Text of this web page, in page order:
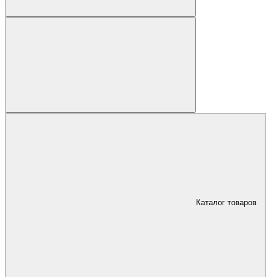
Каталог товаров